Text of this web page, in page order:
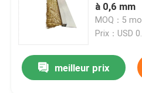
à 0,6 mm
MOQ：5
Prix：USD
meilleur prix